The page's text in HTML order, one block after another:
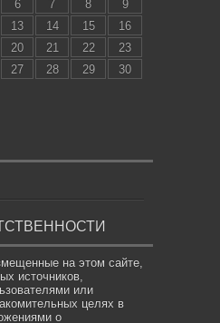
6 7 8
9
13 14 15
16
20 21 22
23
27 28 29
30
на этом сайте,
источников,
или
целях в
о